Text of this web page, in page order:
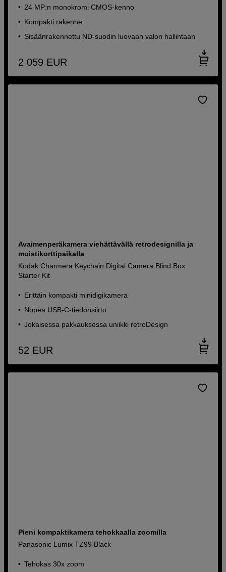
24 MP:n monokromi CMOS-kenno
Kompakti rakenne
Sisäänrakennettu ND-suodin luovaan valon hallintaan
2 059 EUR
Avaimenperäkamera viehättävällä retrodesignilla ja
muistikorttipaikalla
Kodak Charmera Keychain Digital Camera Blind Box
Starter Kit
Erittäin kompakti minidigikamera
Nopea USB-C-tiedonsiirto
Jokaisessa pakkauksessa uniikki retroDesign
52 EUR
Pieni kompaktikamera tehokkaalla zoomilla
Panasonic Lumix TZ99 Black
Tehokas 30x zoom